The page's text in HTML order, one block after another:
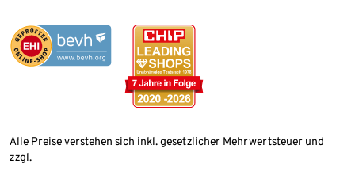
Alle Preise verstehen sich inkl. gesetzlicher Mehrwertsteuer und
zzgl.